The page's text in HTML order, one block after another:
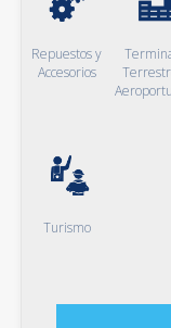
Repuestos y
Accesorios
Turismo